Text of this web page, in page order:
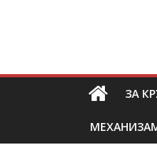
ЗА